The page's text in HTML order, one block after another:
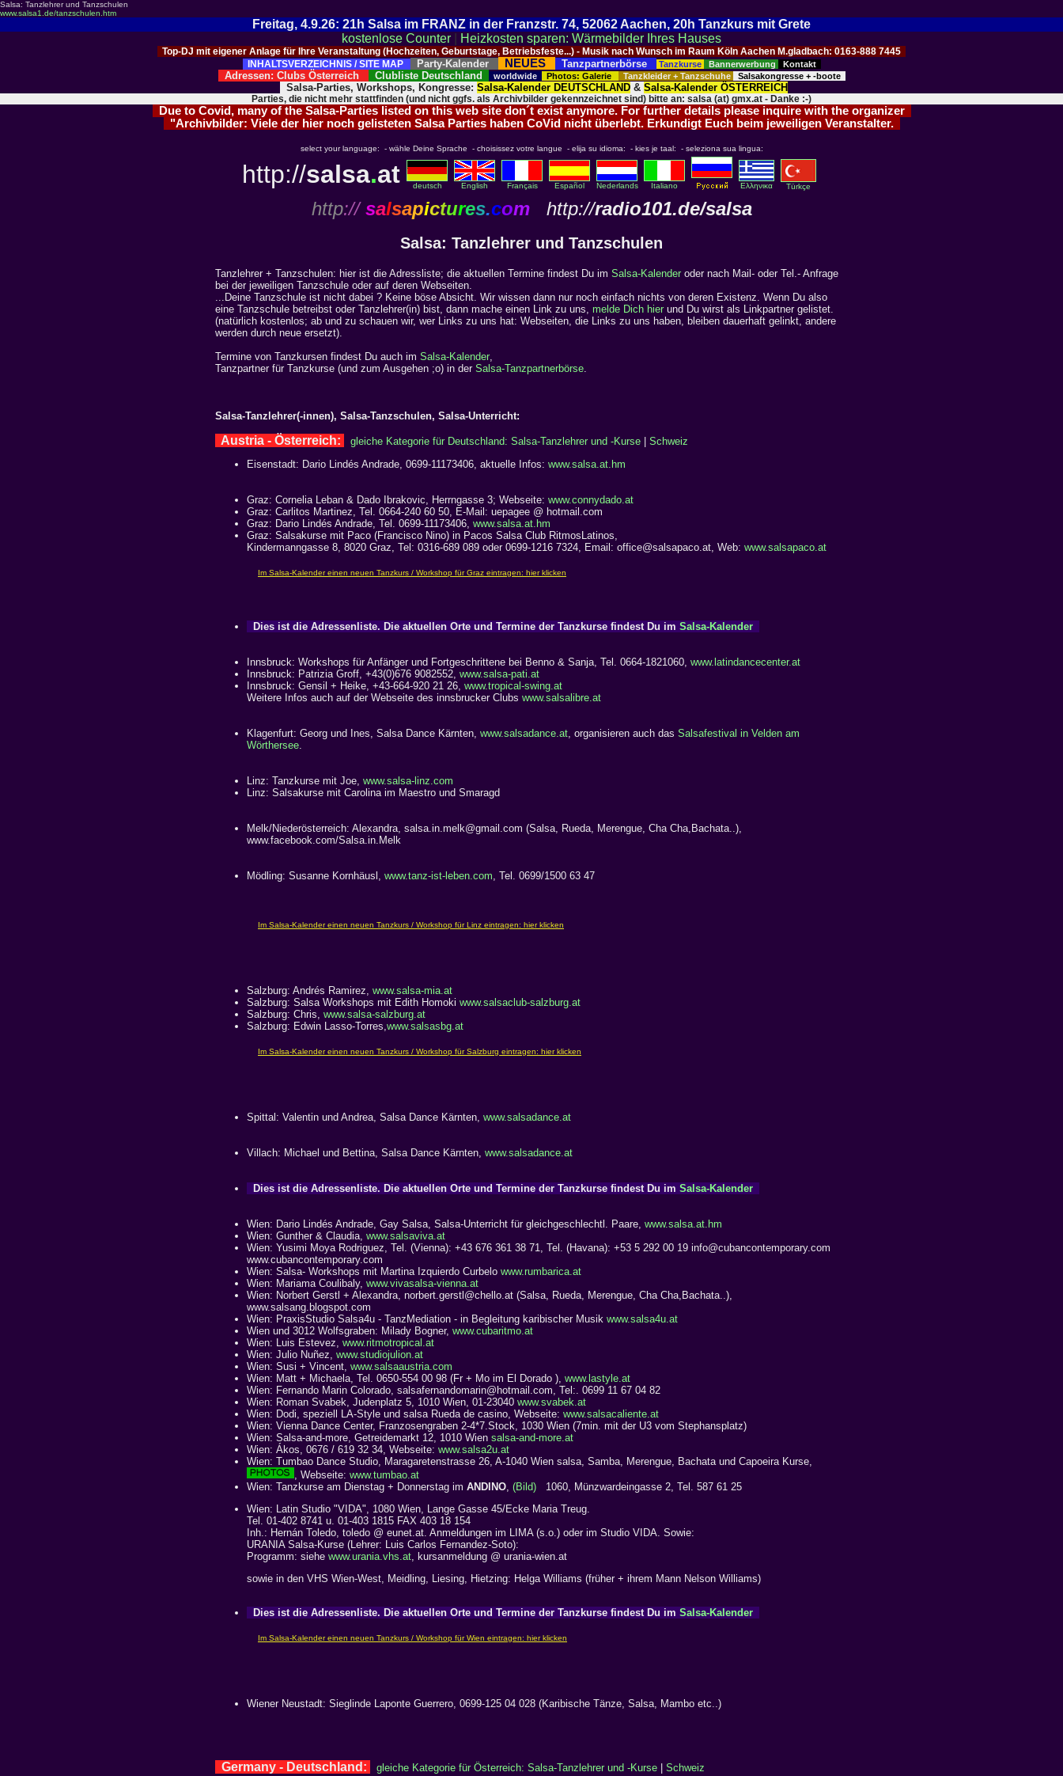
Salsa: Tanzlehrer und Tanzschulen
www.salsa1.de/tanzschulen.htm
Freitag, 4.9.26: 21h Salsa im FRANZ in der Franzstr. 74, 52062 Aachen, 20h Tanzkurs mit Grete
kostenlose Counter
Heizkosten sparen: Wärmebilder Ihres Hauses
Top-DJ mit eigener Anlage für Ihre Veranstaltung (Hochzeiten, Geburtstage, Betriebsfeste...) - Musik nach Wunsch im Raum Köln Aachen M.gladbach: 0163-888 7445
INHALTSVERZEICHNIS / SITE MAP
Party-Kalender NEUES Tanzpartnerbörse Tanzkurse Bannerwerbung Kontakt
Adressen: Clubs Österreich Clubliste Deutschland worldwide Photos: Galerie Tanzkleider + Tanzschuhe Salsakongresse + -boote
Salsa-Parties, Workshops, Kongresse: Salsa-Kalender DEUTSCHLAND & Salsa-Kalender ÖSTERREICH
Parties, die nicht mehr stattfinden (und nicht ggfs. als Archivbilder gekennzeichnet sind) bitte an: salsa (at) gmx.at - Danke :-)
Due to Covid, many of the Salsa-Parties listed on this web site don´t exist anymore. For further details please inquire with the organizer
"Archivbilder: Viele der hier noch gelisteten Salsa Parties haben CoVid nicht überlebt. Erkundigt Euch beim jeweiligen Veranstalter.
select your language: - wähle Deine Sprache - choisissez votre langue - elija su idioma: - kies je taal: - seleziona sua lingua:
http://salsa.at deutsch English Français Español Nederlands Italiano Eλληνικα Türkçe
http:// salsapictures.com http://radio101.de/salsa
Salsa: Tanzlehrer und Tanzschulen
Tanzlehrer + Tanzschulen: hier ist die Adressliste; die aktuellen Termine findest Du im Salsa-Kalenderoder nach Mail- oder Tel.- Anfrage
bei der jeweiligen Tanzschule oder auf deren Webseiten.
...Deine Tanzschule ist nicht dabei ? Keine böse Absicht. Wir wissen dann nur noch einfach nichts von deren Existenz. Wenn Du also
eine Tanzschule betreibst oder Tanzlehrer(in) bist, dann mache einen Link zu uns, melde Dich hierund Du wirst als Linkpartner gelistet.
(natürlich kostenlos; ab und zu schauen wir, wer Links zu uns hat: Webseiten, die Links zu uns haben, bleiben dauerhaft gelinkt, andere
werden durch neue ersetzt).
Termine von Tanzkursen findest Du auch im Salsa-Kalender,
Tanzpartner für Tanzkurse (und zum Ausgehen ;o) in der Salsa-Tanzpartnerbörse.
Salsa-Tanzlehrer(-innen), Salsa-Tanzschulen, Salsa-Unterricht:
Austria - Österreich: gleiche Kategorie für Deutschland: Salsa-Tanzlehrer und -Kurse
Schweiz
Eisenstadt: Dario Lindés Andrade, 0699-11173406, aktuelle Infos: www.salsa.at.hm
Graz: Cornelia Leban & Dado Ibrakovic, Herrngasse 3; Webseite: www.connydado.at
Graz: Carlitos Martinez, Tel. 0664-240 60 50, E-Mail: uepagee @ hotmail.com
Graz: Dario Lindés Andrade, Tel. 0699-11173406, www.salsa.at.hm
Graz: Salsakurse mit Paco (Francisco Nino) in Pacos Salsa Club RitmosLatinos,
Kindermanngasse 8, 8020 Graz, Tel: 0316-689 089 oder 0699-1216 7324, Email: office@salsapaco.at, Web: www.salsapaco.at
Dies ist die Adressenliste. Die aktuellen Orte und Termine der Tanzkurse findest Du im Salsa-Kalender
Innsbruck: Workshops für Anfänger und Fortgeschrittene bei Benno & Sanja, Tel. 0664-1821060, www.latindancecenter.at
Innsbruck: Patrizia Groff, +43(0)676 9082552, www.salsa-pati.at
Innsbruck: Gensil + Heike, +43-664-920 21 26, www.tropical-swing.at
Weitere Infos auch auf der Webseite des innsbrucker Clubs www.salsalibre.at
Klagenfurt: Georg und Ines, Salsa Dance Kärnten, www.salsadance.at, organisieren auch das Salsafestival in Velden am
Wörthersee.
Linz: Tanzkurse mit Joe, www.salsa-linz.com
Linz: Salsakurse mit Carolina im Maestro und Smaragd
Melk/Niederösterreich: Alexandra, salsa.in.melk@gmail.com (Salsa, Rueda, Merengue, Cha Cha,Bachata..),
www.facebook.com/Salsa.in.Melk
Mödling: Susanne Kornhäusl, www.tanz-ist-leben.com, Tel. 0699/1500 63 47
Salzburg: Andrés Ramirez, www.salsa-mia.at
Salzburg: Salsa Workshops mit Edith Homoki www.salsaclub-salzburg.at
Salzburg: Chris, www.salsa-salzburg.at
Salzburg: Edwin Lasso-Torres,www.salsasbg.at
Spittal: Valentin und Andrea, Salsa Dance Kärnten, www.salsadance.at
Villach: Michael und Bettina, Salsa Dance Kärnten, www.salsadance.at
Dies ist die Adressenliste. Die aktuellen Orte und Termine der Tanzkurse findest Du im Salsa-Kalender
Wien: Dario Lindés Andrade, Gay Salsa, Salsa-Unterricht für gleichgeschlechtl. Paare, www.salsa.at.hm
Wien: Gunther & Claudia, www.salsaviva.at
Wien: Yusimi Moya Rodriguez, Tel. (Vienna): +43 676 361 38 71, Tel. (Havana): +53 5 292 00 19 info@cubancontemporary.com
www.cubancontemporary.com
Wien: Salsa- Workshops mit Martina Izquierdo Curbelo www.rumbarica.at
Wien: Mariama Coulibaly, www.vivasalsa-vienna.at
Wien: Norbert Gerstl + Alexandra, norbert.gerstl@chello.at (Salsa, Rueda, Merengue, Cha Cha,Bachata..),
www.salsang.blogspot.com
Wien: PraxisStudio Salsa4u - TanzMediation - in Begleitung karibischer Musik www.salsa4u.at
Wien und 3012 Wolfsgraben: Milady Bogner, www.cubaritmo.at
Wien: Luis Estevez, www.ritmotropical.at
Wien: Julio Nuñez, www.studiojulion.at
Wien: Susi + Vincent, www.salsaaustria.com
Wien: Matt + Michaela, Tel. 0650-554 00 98 (Fr + Mo im El Dorado ), www.lastyle.at
Wien: Fernando Marin Colorado, salsafernandomarin@hotmail.com, Tel:. 0699 11 67 04 82
Wien: Roman Svabek, Judenplatz 5, 1010 Wien, 01-23040 www.svabek.at
Wien: Dodi, speziell LA-Style und salsa Rueda de casino, Webseite: www.salsacaliente.at
Wien: Vienna Dance Center, Franzosengraben 2-4*7.Stock, 1030 Wien (7min. mit der U3 vom Stephansplatz)
Wien: Salsa-and-more, Getreidemarkt 12, 1010 Wien salsa-and-more.at
Wien: Ákos, 0676 / 619 32 34, Webseite: www.salsa2u.at
Wien: Tumbao Dance Studio, Maragaretenstrasse 26, A-1040 Wien salsa, Samba, Merengue, Bachata und Capoeira Kurse,
, Webseite: www.tumbao.at
Wien: Tanzkurse am Dienstag + Donnerstag im ANDINO, (Bild) 1060, Münzwardeingasse 2, Tel. 587 61 25
Wien: Latin Studio "VIDA", 1080 Wien, Lange Gasse 45/Ecke Maria Treug.
Tel. 01-402 8741 u. 01-403 1815 FAX 403 18 154
Inh.: Hernán Toledo, toledo @ eunet.at. Anmeldungen im LIMA (s.o.) oder im Studio VIDA. Sowie:
URANIA Salsa-Kurse (Lehrer: Luis Carlos Fernandez-Soto):
Programm: siehe www.urania.vhs.at, kursanmeldung @ urania-wien.at
sowie in den VHS Wien-West, Meidling, Liesing, Hietzing: Helga Williams (früher + ihrem Mann Nelson Williams)
Dies ist die Adressenliste. Die aktuellen Orte und Termine der Tanzkurse findest Du im Salsa-Kalender
Wiener Neustadt: Sieglinde Laponte Guerrero, 0699-125 04 028 (Karibische Tänze, Salsa, Mambo etc..)
Germany - Deutschland: gleiche Kategorie für Österreich: Salsa-Tanzlehrer und -Kurse
Schweiz